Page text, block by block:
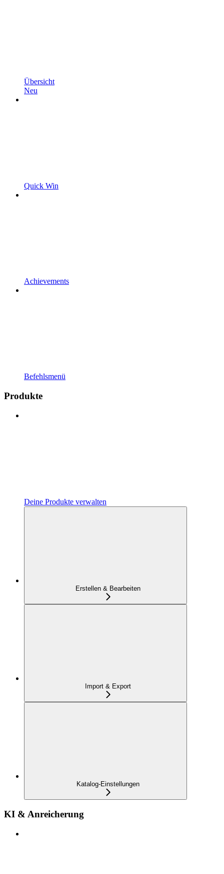
Übersicht
Neu
Quick Win
Achievements
Befehlsmenü
Produkte
Deine Produkte verwalten
Erstellen & Bearbeiten
Import & Export
Katalog-Einstellungen
KI & Anreicherung